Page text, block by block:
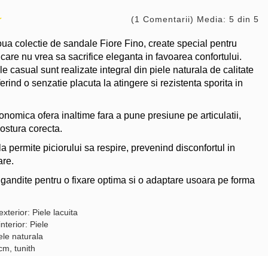
(1 Comentarii) Media: 5 din 5
colectie de sandale Fiore Fino, create special pentru
nu vrea sa sacrifice eleganta in favoarea confortului.
casual sunt realizate integral din piele naturala de calitate
o senzatie placuta la atingere si rezistenta sporita in
ofera inaltime fara a pune presiune pe articulatii,
corecta.
permite piciorului sa respire, prevenind disconfortul in
pentru o fixare optima si o adaptare usoara pe forma
Piele lacuita
Piele
naturala
tunith